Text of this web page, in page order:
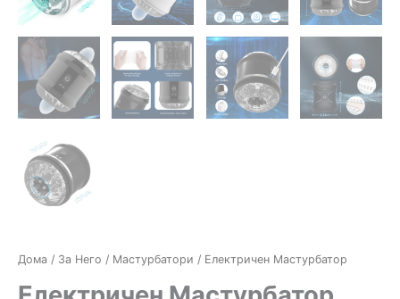
Дома / За Него / Мастурбатори / Електричен Мастурбатор